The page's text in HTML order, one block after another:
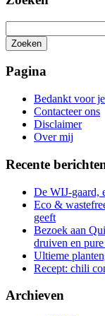
Zoeken
zoeken
Pagina
Bedankt voor
Contacteer ons
Disclaimer
Over mij
Recente
De WIJ-gaard,
Eco &
geeft
Bezoek aan
druiven en
Ultieme
Recept: chili
Archieven